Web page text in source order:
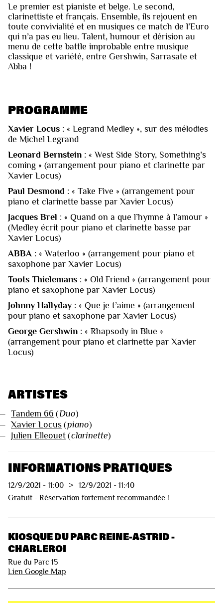
Le premier est pianiste et belge. Le second,
clarinettiste et français. Ensemble, ils rejouent en
toute convivialité et en musiques ce match de l’Euro
qui n’a pas eu lieu. Talent, humour et dérision au
menu de cette battle improbable entre musique
classique et variété, entre Gershwin, Sarrasate et
Abba !
PROGRAMME
Xavier Locus : « Legrand Medley », sur des mélodies
de Michel Legrand
Leonard Bernstein : « West Side Story, Something’s
coming » (arrangement pour piano et clarinette par
Xavier Locus)
Paul Desmond : « Take Five » (arrangement pour
piano et clarinette basse par Xavier Locus)
Jacques Brel : « Quand on a que l’hymne à l’amour »
(Medley écrit pour piano et clarinette basse par
Xavier Locus)
ABBA : « Waterloo » (arrangement pour piano et
saxophone par Xavier Locus)
Toots Thielemans : « Old Friend » (arrangement pour
piano et saxophone par Xavier Locus)
Johnny Hallyday : « Que je t’aime » (arrangement
pour piano et saxophone par Xavier Locus)
George Gershwin : « Rhapsody in Blue »
(arrangement pour piano et clarinette par Xavier
Locus)
ARTISTES
Tandem 66 (Duo)
Xavier Locus (piano)
Julien Elleouet (clarinette)
INFORMATIONS PRATIQUES
12/9/2021 - 11:00 > 12/9/2021 - 11:40
Gratuit - Réservation fortement recommandée !
KIOSQUE DU PARC REINE-ASTRID -
CHARLEROI
Rue du Parc 15
Lien Google Map